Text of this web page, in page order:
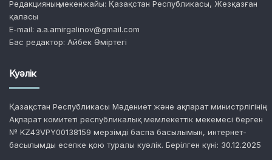
Редакцияның мекенжайы: Қазақстан Республикасы, Жезқазған
қаласы
E-mail: a.a.amirgalinov@gmail.com
Бас редактор: Айбек Әміртегі
Куәлік
Қазақстан Республикасы Мәдениет және ақпарат министрлігінің
Ақпарат комитеті республикалық мемлекеттік мекемесі берген
№ KZ43VPY00138159 мерзімді баспа басылымын, интернет-
басылымды есепке қою туралы куәлік. Берілген күні: 30.12.2025